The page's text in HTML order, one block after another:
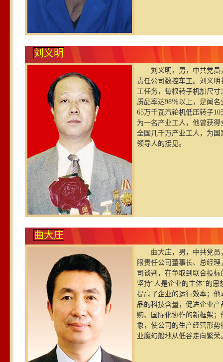
刘义明
刘义明，男，中共党员
责任公司数控车工。刘义
工任务，每根转子机加尺寸
质品率达98％以上，是闻
65万千瓦汽轮机低压转子
为一名产业工人，他曾获
全国几千万产业工人，为
领导人的接见。
曲大庄
曲大庄，男，中共党员
限责任公司董事长、总经
司谈判，在争取到联合投
坚持“人是企业的主体”的
提高了企业的运行效率；
品的科技含量，促进企业
购、国际化协作的新框架
象，使公司的生产经营形
业魔幻般地从低谷走向繁荣